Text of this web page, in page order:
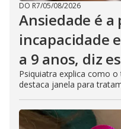
DO R7/05/08/2026
Ansiedade é a
incapacidade
a 9 anos, diz
Psiquiatra explica como
destaca janela para